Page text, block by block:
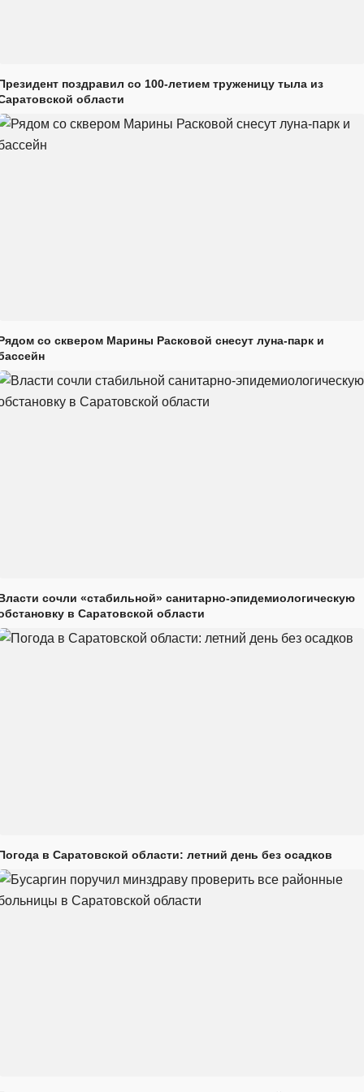
поздравил со 100-летием труженицу тыла из
области
со сквером Марины Расковой снесут луна-парк и
сочли «стабильной» санитарно-эпидемиологическую
в Саратовской области
в Саратовской области: летний день без осадков